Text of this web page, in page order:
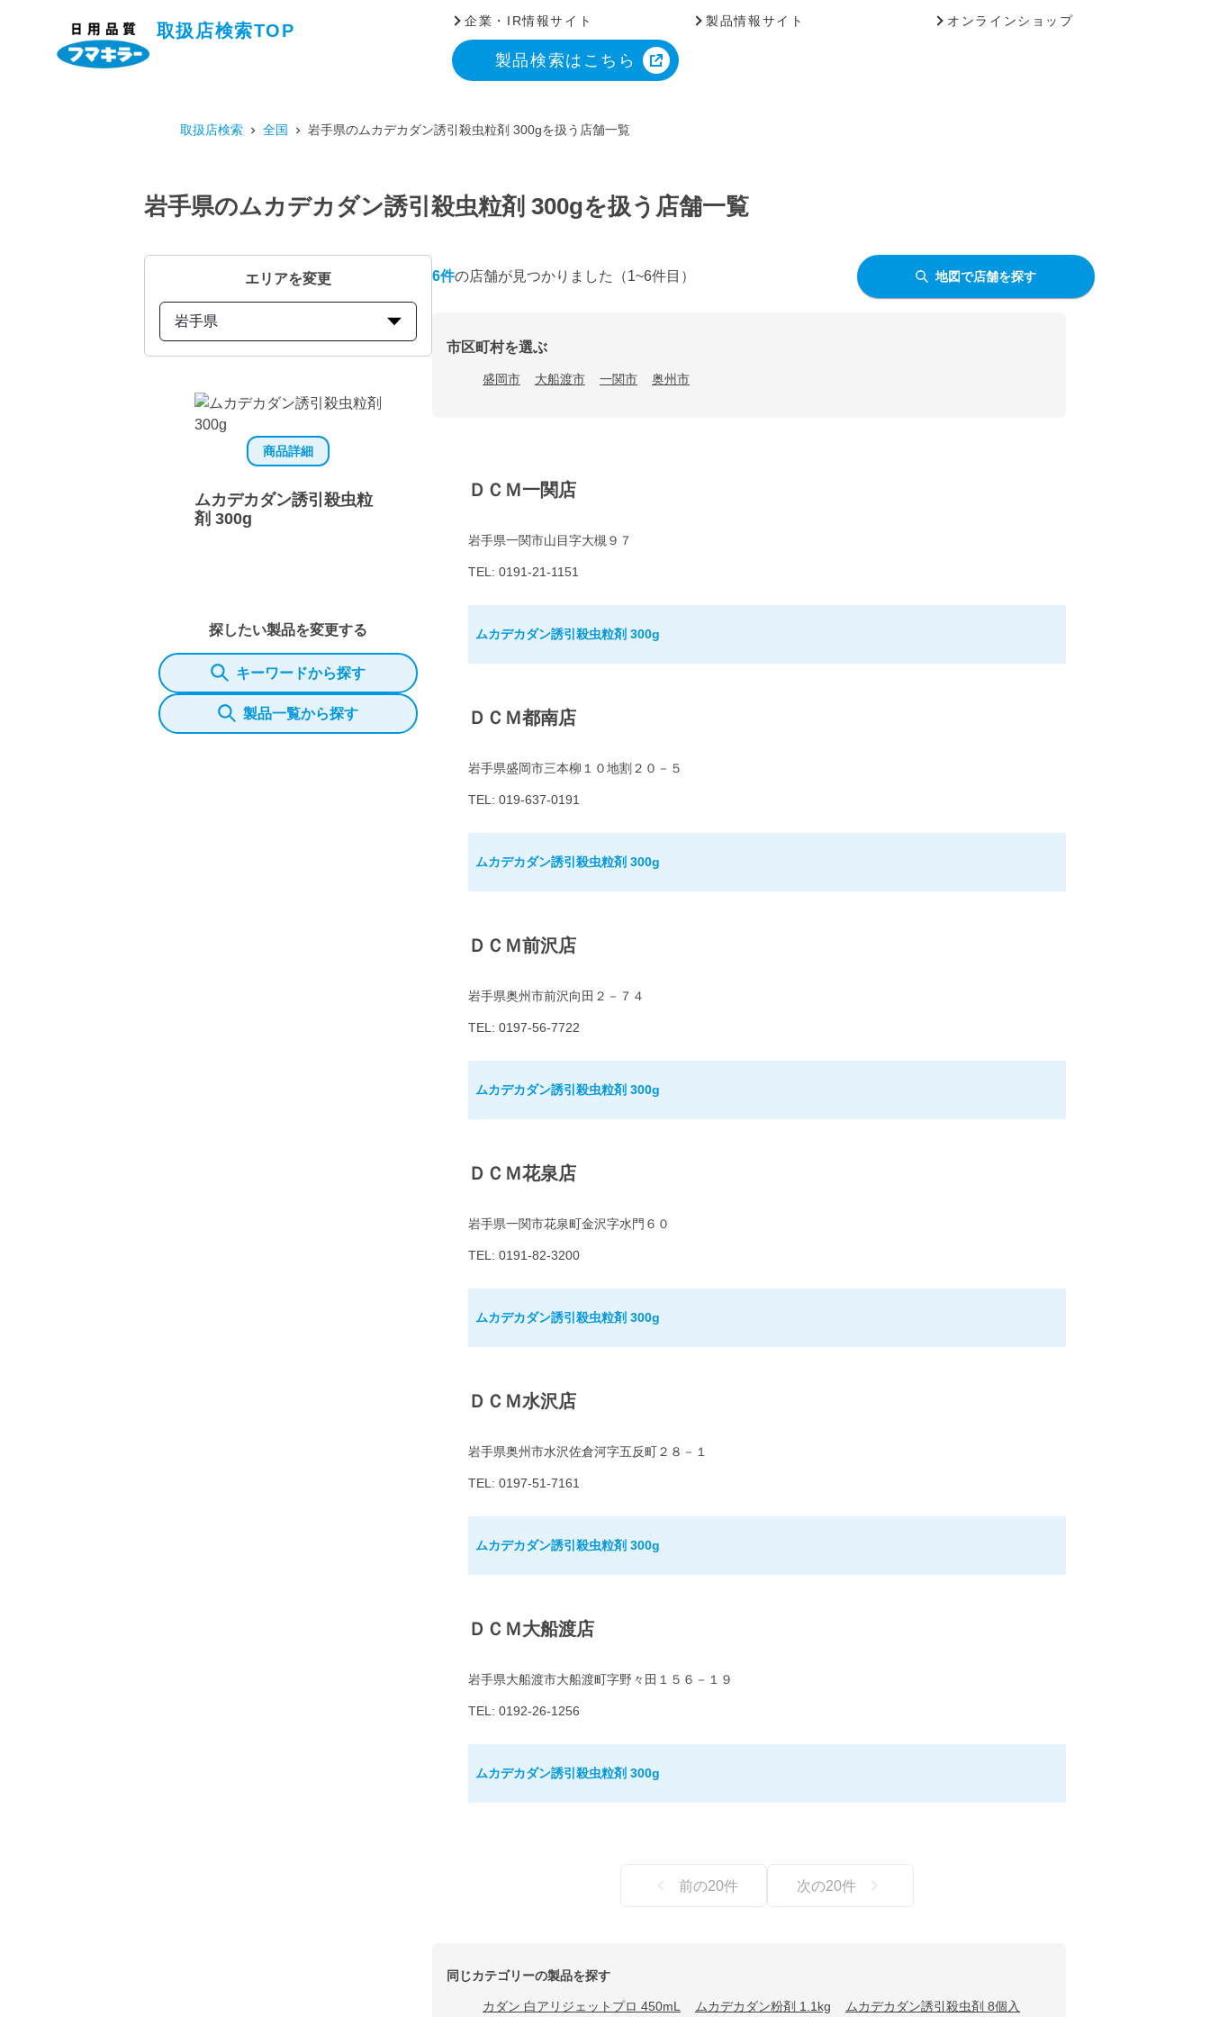
取扱店検索TOP
企業・IR情報サイト 製品情報サイト オンラインショップ
製品検索はこちら
取扱店検索 全国 岩手県のムカデカダン誘引殺虫粒剤 300gを扱う店舗一覧
岩手県のムカデカダン誘引殺虫粒剤 300gを扱う店舗一覧
エリアを変更
岩手県
商品詳細
ムカデカダン誘引殺虫粒
剤 300g
探したい製品を変更する
キーワードから探す
製品一覧から探す
6件の店舗が見つかりました （1~6件目） 地図で店舗を探す
市区町村を選ぶ
盛岡市 大船渡市 一関市 奥州市
ＤＣＭ一関店
岩手県一関市山目字大槻９７
TEL: 0191-21-1151
ムカデカダン誘引殺虫粒剤 300g
ＤＣＭ都南店
岩手県盛岡市三本柳１０地割２０－５
TEL: 019-637-0191
ムカデカダン誘引殺虫粒剤 300g
ＤＣＭ前沢店
岩手県奥州市前沢向田２－７４
TEL: 0197-56-7722
ムカデカダン誘引殺虫粒剤 300g
ＤＣＭ花泉店
岩手県一関市花泉町金沢字水門６０
TEL: 0191-82-3200
ムカデカダン誘引殺虫粒剤 300g
ＤＣＭ水沢店
岩手県奥州市水沢佐倉河字五反町２８－１
TEL: 0197-51-7161
ムカデカダン誘引殺虫粒剤 300g
ＤＣＭ大船渡店
岩手県大船渡市大船渡町字野々田１５６－１９
TEL: 0192-26-1256
ムカデカダン誘引殺虫粒剤 300g
前の20件 次の20件
同じカテゴリーの製品を探す
カダン 白アリジェットプロ 450mL ムカデカダン粉剤 1.1kg ムカデカダン誘引殺虫剤 8個入